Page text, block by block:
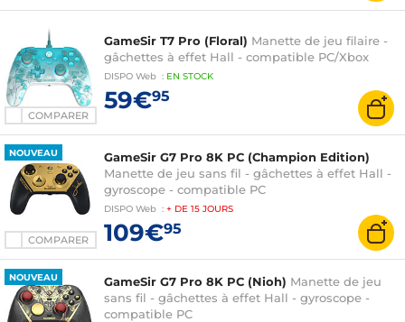
COMPARER
GameSir T7 Pro (Floral) Manette de jeu filaire -
gâchettes à effet Hall - compatible PC/Xbox
DISPO Web : EN STOCK
59€95
NOUVEAU
COMPARER
GameSir G7 Pro 8K PC (Champion Edition)
Manette de jeu sans fil - gâchettes à effet Hall -
gyroscope - compatible PC
DISPO Web : + DE 15 JOURS
109€95
NOUVEAU GameSir G7 Pro 8K PC (Nioh) Manette de jeu
sans fil - gâchettes à effet Hall - gyroscope -
compatible PC